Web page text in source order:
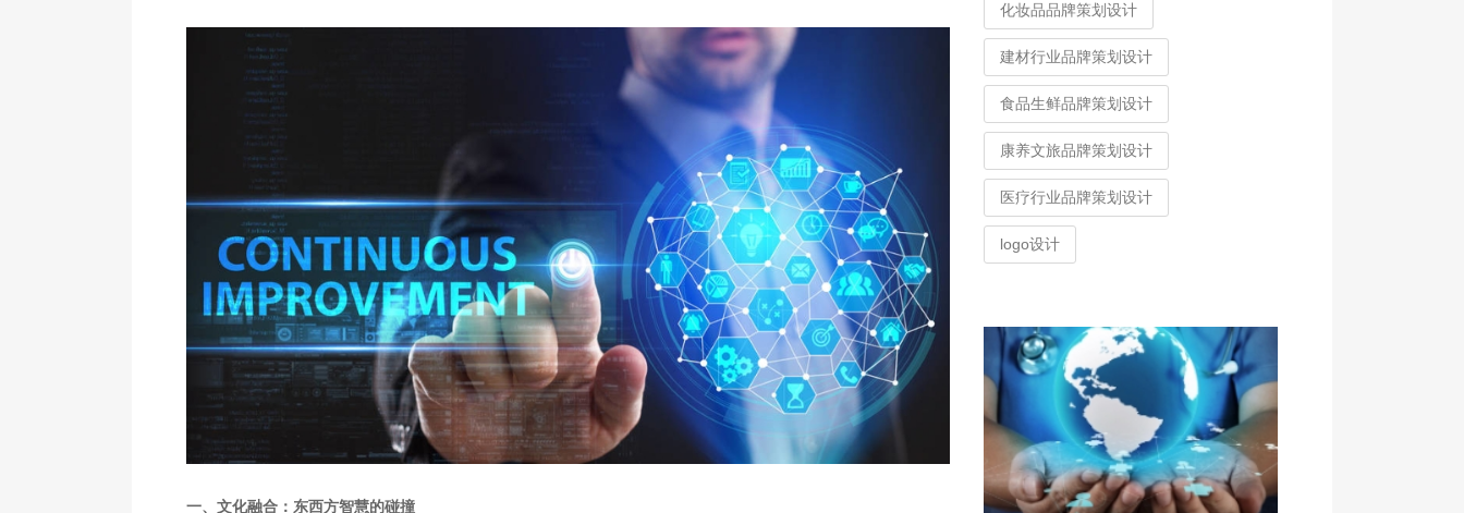
一、文化融合：东西方智慧的碰撞
化妆品品牌策划设计
建材行业品牌策划设计
食品生鲜品牌策划设计
康养文旅品牌策划设计
医疗行业品牌策划设计
logo设计